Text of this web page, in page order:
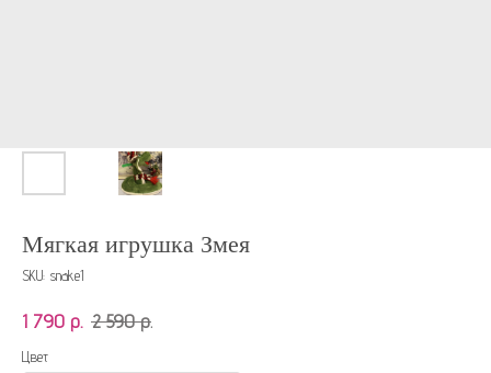
Мягкая игрушка Змея
SKU: snake1
1 790 р. 2 590 р.
Цвет